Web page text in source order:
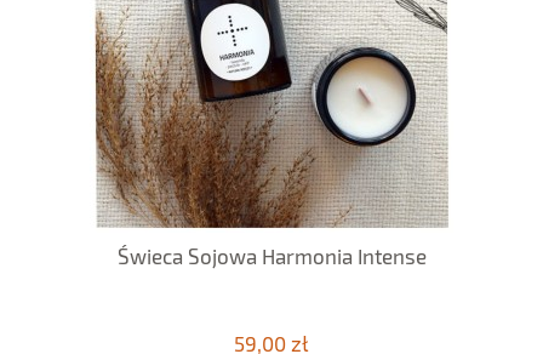
Świeca Sojowa Harmonia Intense
59,00 zł